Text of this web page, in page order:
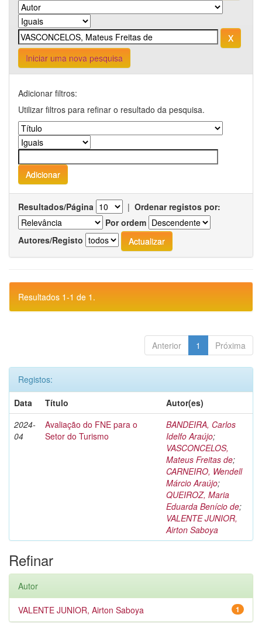
Iniciar uma nova pesquisa
Adicionar filtros:
Utilizar filtros para refinar o resultado da pesquisa.
Resultados/Página | Ordenar registos por:
Por ordem
Autores/Registo
Resultados 1-1 de 1.
Anterior 1 Próxima
Registos:
Data
Título
Autor(es)
2024-
04
Avaliação do FNE para o
Setor do Turismo
BANDEIRA, Carlos
Idelfo Araújo;
VASCONCELOS,
Mateus Freitas de;
CARNEIRO, Wendell
Márcio Araújo;
QUEIROZ, Maria
Eduarda Benício de;
VALENTE JUNIOR,
Airton Saboya
Refinar
Autor
1
VALENTE JUNIOR, Airton Saboya